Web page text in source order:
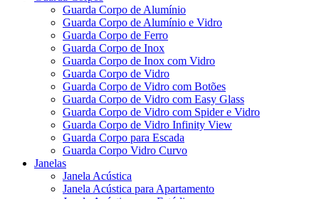
Guarda Corpo de Alumínio
Guarda Corpo de Alumínio e Vidro
Guarda Corpo de Ferro
Guarda Corpo de Inox
Guarda Corpo de Inox com Vidro
Guarda Corpo de Vidro
Guarda Corpo de Vidro com Botões
Guarda Corpo de Vidro com Easy Glass
Guarda Corpo de Vidro com Spider e Vidro
Guarda Corpo de Vidro Infinity View
Guarda Corpo para Escada
Guarda Corpo Vidro Curvo
Janelas
Janela Acústica
Janela Acústica para Apartamento